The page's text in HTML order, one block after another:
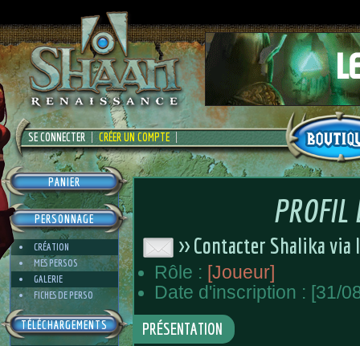
SE CONNECTER CRÉER UN COMPTE
PANIER
PERSONNAGE
CRÉATION
MES PERSOS
GALERIE
FICHES DE PERSO
TÉLÉCHARGEMENTS
PROFIL
>> Contacter Shalika via
Rôle : [Joueur]
Date d'inscription : [31/
PRÉSENTATION